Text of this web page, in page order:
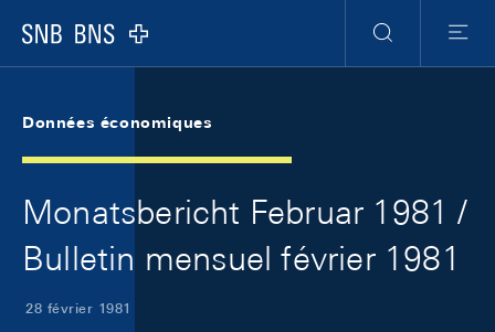
Logo
RechercheMenu
Données économiques
Monatsbericht Februar 1981 /
Bulletin mensuel février 1981
28 février 1981